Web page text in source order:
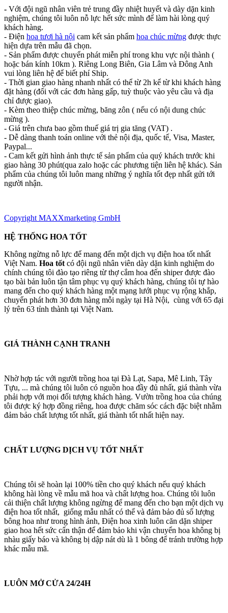
- Với đội ngũ nhân viên trẻ trung đầy nhiệt huyết và dày dặn kinh
nghiệm, chúng tôi luôn nỗ lực hết sức mình để làm hài lòng quý
khách hàng.
- Điện hoa tươi hà nội cam kết sản phẩm hoa chúc mừng được thực
hiện dựa trên mẫu đã chọn.
- Sản phẩm được chuyển phát miễn phí trong khu vực nội thành (
hoặc bán kính 10km ). Riêng Long Biên, Gia Lâm và Đông Anh
vui lòng liên hệ để biết phí Ship.
- Thời gian giao hàng nhanh nhất có thể từ 2h kể từ khi khách hàng
đặt hàng (đối với các đơn hàng gấp, tuỳ thuộc vào yêu cầu và địa
chỉ được giao).
- Kèm theo thiệp chúc mừng, băng zôn ( nếu có nội dung chúc
mừng ).
- Giá trên chưa bao gồm thuế giá trị gia tăng (VAT) .
- Dễ dàng thanh toán online với thẻ nội địa, quốc tế, Visa, Master,
Paypal...
- Cam kết gửi hình ảnh thực tế sản phẩm của quý khách trước khi
giao hàng 30 phút(qua zalo hoặc các phương tiện liên hệ khác). Sản
phẩm của chúng tôi luôn mang những ý nghĩa tốt đẹp nhất gửi tới
người nhận.
Copyright MAXXmarketing GmbH
HỆ THỐNG HOA TỐT
Không ngừng nỗ lực để mang đến một dịch vụ điện hoa tốt nhất
Việt Nam. Hoa tốt có đội ngũ nhân viên dày dặn kinh nghiệm do
chính chúng tôi đào tạo riêng từ thợ cắm hoa đến shiper được đào
tạo bài bản luôn tận tâm phục vụ quý khách hàng, chúng tôi tự hào
mang đến cho quý khách hàng một mạng lưới phục vụ rộng khắp,
chuyển phát hơn 30 đơn hàng mỗi ngày tại Hà Nội, cùng với 65 đại
lý trên 63 tỉnh thành tại Việt Nam.
GIÁ THÀNH CẠNH TRANH
Nhờ hợp tác với người trồng hoa tại Đà Lạt, Sapa, Mê Linh, Tây
Tựu, ... mà chúng tôi luôn có nguồn hoa đầy đủ nhất, giá thành vừa
phải hợp với mọi đối tượng khách hàng. Vườn trồng hoa của chúng
tôi được ký hợp đồng riêng, hoa được chăm sóc cách đặc biệt nhằm
đảm bảo chất lượng tốt nhất, giá thành tốt nhất hiện nay.
CHẤT LƯỢNG DỊCH VỤ TỐT NHẤT
Chúng tôi sẽ hoàn lại 100% tiền cho quý khách nếu quý khách
không hài lòng về mẫu mã hoa và chất lượng hoa. Chúng tôi luôn
cải thiện chất lượng không ngừng để mang đến cho bạn một dịch vụ
điện hoa tốt nhất, giống mẫu nhất có thể và đảm bảo đủ số lượng
bông hoa như trong hình ảnh, Điện hoa xinh luôn căn dặn shiper
giao hoa hết sức cẩn thận để đảm bảo khi vận chuyển hoa không bị
nhàu giấy báo và không bị dập nát dù là 1 bông để tránh trường hợp
khác mẫu mã.
LUÔN MỞ CỬA 24/24H